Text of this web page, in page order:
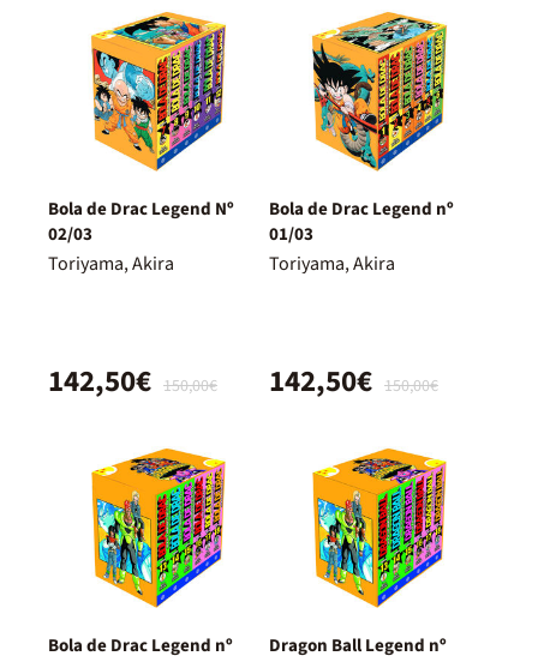
Bola de Drac Legend Nº
02/03
Toriyama, Akira
150,00€
142,50€
Bola de Drac Legend nº
01/03
Toriyama, Akira
150,00€
142,50€
Bola de Drac Legend nº
Dragon Ball Legend nº